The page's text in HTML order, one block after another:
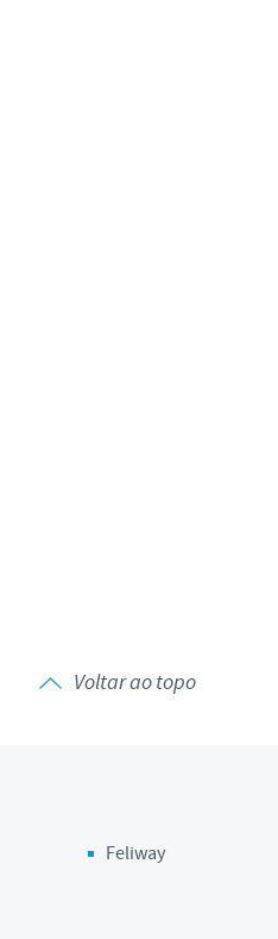
Voltar ao topo
Feliway